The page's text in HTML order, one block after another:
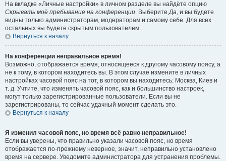
На вкладке «Личные настройки» в личном разделе вы найдёте опцию
Скрывать моё пребывание на конференции. ВыберитеДа, и вы будете
видны только администраторам, модераторам и самому себе. Для всех
остальных вы будете скрытым пользователем.
Вернуться к началу
На конференции неправильное время!
Возможно, отображается время, относящееся к другому часовому поясу, а
не к тому, в котором находитесь вы. В этом случае измените в личных
настройках часовой пояс на тот, в котором вы находитесь: Москва, Киев и
т. д. Учтите, что изменять часовой пояс, как и большинство настроек,
могут только зарегистрированные пользователи. Если вы не
зарегистрированы, то сейчас удачный момент сделать это.
Вернуться к началу
Я изменил часовой пояс, но время всё равно неправильное!
Если вы уверены, что правильно указали часовой пояс, но время
отображается по-прежнему неверное, значит, неправильно установлено
время на сервере. Уведомите администратора для устранения проблемы.